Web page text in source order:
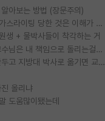
아보는 방법 (장문주의)
대학원생들 교수에게 가스라이팅 당한 것은 이해가 갑니다. 안타깝네요.
생 + 물박사들이 착각하는 거
왜 후배가 못하는걸 교수님은 내 책임으로 돌리는걸까요?
SSH 박사과정을 그만두고 지방대 박사로 옮기면 교수의 꿈은 끝일까요?
올리냐
도움많이됐는데